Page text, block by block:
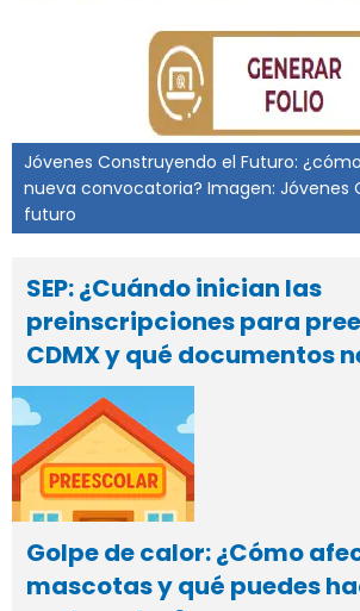
Jóvenes Construyendo el Futuro:
nueva convocatoria? Imagen: Jóvenes
futuro
SEP: ¿Cuándo inician las
preinscripciones para
CDMX y qué documentos
Golpe de calor: ¿Cómo
mascotas y qué puedes